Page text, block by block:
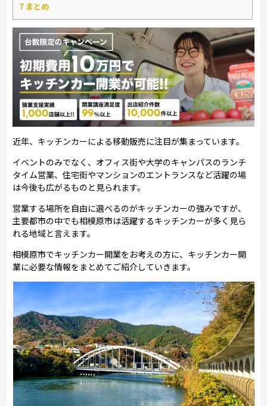
7 まとめ
近年、キッチンカーによる移動販売に注目が集まっています。
イベントのみでなく、オフィス街や大学のキャンパスのランチ
タイム営業、住宅街やマンションのエントランスなど活躍の場
は今後も広がるものと見られます。
営業する場所を自由に選べるのがキッチンカーの強みですが、
主要都市の中でも相模原市は活躍するキッチンカーが多く見ら
れる地域と言えます。
相模原市でキッチンカー開業をお考えの方に、キッチンカー開
業に必要な情報をまとめてご紹介していきます。